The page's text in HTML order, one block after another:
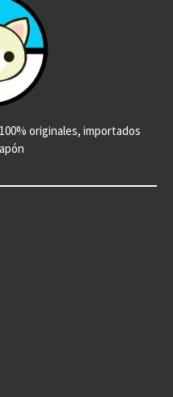
originales, importados